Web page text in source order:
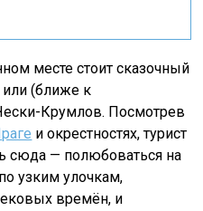
месте стоит сказочный
(ближе к
Крумлов. Посмотрев
и окрестностях, турист
сюда — полюбоваться на
узким улочкам,
времён, и